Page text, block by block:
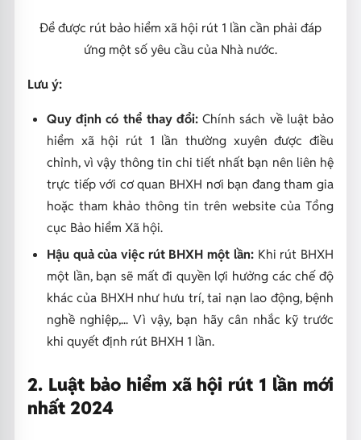
Để được rút bảo hiểm xã hội rút 1 lần cần phải đáp
ứng một số yêu cầu của Nhà nước.
Lưu ý:
Quy định có thể thay đổi: Chính sách về luật bảo
hiểm xã hội rút 1 lần thường xuyên được điều
chỉnh, vì vậy thông tin chi tiết nhất bạn nên liên hệ
trực tiếp với cơ quan BHXH nơi bạn đang tham gia
hoặc tham khảo thông tin trên website của Tổng
cục Bảo hiểm Xã hội.
Hậu quả của việc rút BHXH một lần:Khi rút BHXH
một lần, bạn sẽ mất đi quyền lợi hưởng các chế độ
khác của BHXH như hưu trí, tai nạn lao động, bệnh
nghề nghiệp,... Vì vậy, bạn hãy cân nhắc kỹ trước
khi quyết định rút BHXH 1 lần.
2. Luật bảo hiểm xã hội rút 1 lần mới
nhất 2024